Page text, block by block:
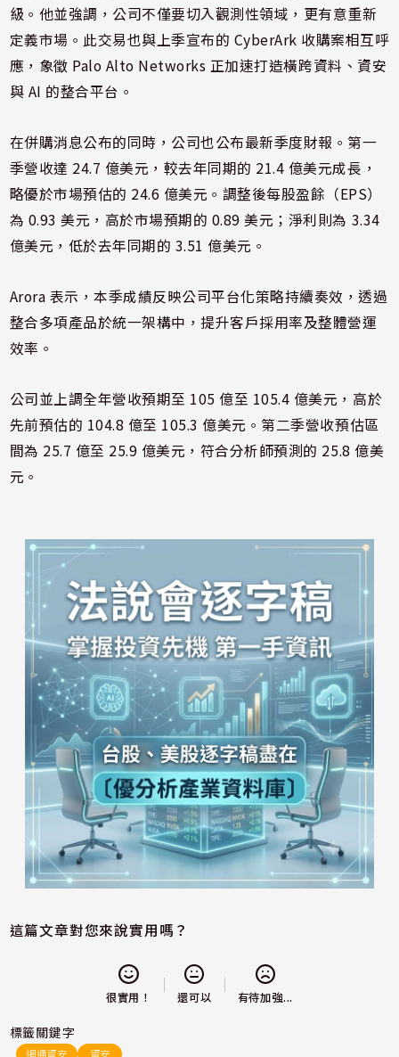
級。他並強調，公司不僅要切入觀測性領域，更有意重新
定義市場。此交易也與上季宣布的 CyberArk 收購案相互呼
應，象徵 Palo Alto Networks 正加速打造橫跨資料、資安
與 AI 的整合平台。
在併購消息公布的同時，公司也公布最新季度財報。第一
季營收達 24.7 億美元，較去年同期的 21.4 億美元成長，
略優於市場預估的 24.6 億美元。調整後每股盈餘（EPS）
為 0.93 美元，高於市場預期的 0.89 美元；淨利則為 3.34
億美元，低於去年同期的 3.51 億美元。
Arora 表示，本季成績反映公司平台化策略持續奏效，透過
整合多項產品於統一架構中，提升客戶採用率及整體營運
效率。
公司並上調全年營收預期至 105 億至 105.4 億美元，高於
先前預估的 104.8 億至 105.3 億美元。第二季營收預估區
間為 25.7 億至 25.9 億美元，符合分析師預測的 25.8 億美
元。
這篇文章對您來說實用嗎？
很實用！ 還可以 有待加強...
標籤關鍵字
網通資安 資安